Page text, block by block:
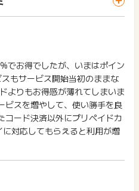
ック）してから「24時間以内」
対象となります。
以内にカートに入れ、その後
にポイントが反映されます。
場合は、1つの店舗での決済
ウンの「ポイントを貯める」
（カート入れ）してくださ
にカートに入っていた商品は
にカートに入れ直してくださ
でお得でしたが、いまはポイン
もサービス開始当初のままな
よりもお得感が薄れてしまいま
ビスを増やして、使い勝手を良
コード決済以外にプリペイドカ
対応してもらえると利用が増